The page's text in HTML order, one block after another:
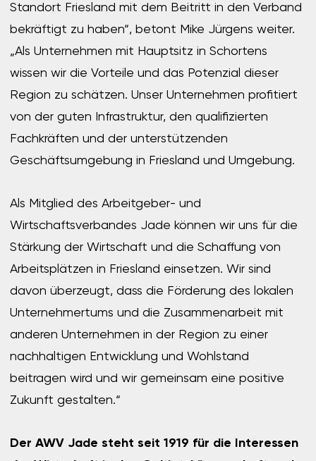
Standort Friesland mit dem Beitritt in den Verband
bekräftigt zu haben“, betont Mike Jürgens weiter.
„Als Unternehmen mit Hauptsitz in Schortens
wissen wir die Vorteile und das Potenzial dieser
Region zu schätzen. Unser Unternehmen profitiert
von der guten Infrastruktur, den qualifizierten
Fachkräften und der unterstützenden
Geschäftsumgebung in Friesland und Umgebung.
Als Mitglied des Arbeitgeber- und
Wirtschaftsverbandes Jade können wir uns für die
Stärkung der Wirtschaft und die Schaffung von
Arbeitsplätzen in Friesland einsetzen. Wir sind
davon überzeugt, dass die Förderung des lokalen
Unternehmertums und die Zusammenarbeit mit
anderen Unternehmen in der Region zu einer
nachhaltigen Entwicklung und Wohlstand
beitragen wird und wir gemeinsam eine positive
Zukunft gestalten.“
Der AWV Jade steht seit 1919 für die Interessen